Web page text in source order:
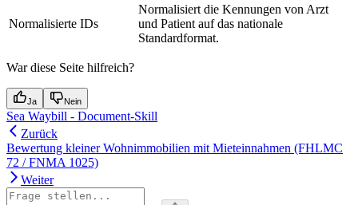
Normalisierte IDs
Normalisiert die Kennungen von Arzt
und Patient auf das nationale
Standardformat.
War diese Seite hilfreich?
Ja Nein
Sea Waybill - Document-Skill
Zurück
Bewertung kleiner Wohnimmobilien mit Mieteinnahmen (FHLMC
72 / FNMA 1025)
Weiter